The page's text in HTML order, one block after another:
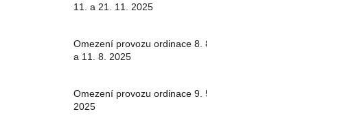
11. a 21. 11. 2025
Omezení provozu ordinace 8. 8.
a 11. 8. 2025
Omezení provozu ordinace 9. 5.
2025